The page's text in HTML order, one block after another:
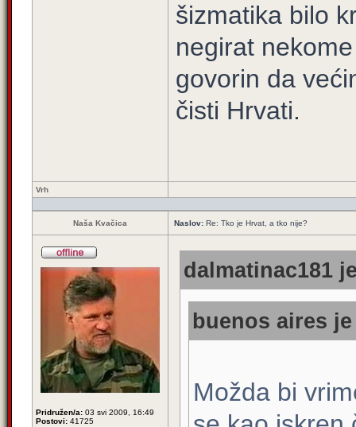
šizmatika bilo
negirat
govorin da
čisti Hrvati.
Vrh
Naša Kvačica Naslov: Re: Tko je Hrvat, a tko nije?
Pridružen/a: 03 svi 2009, 16:49
Postovi: 41725
dalmatinac181
buenos aires
Možda bi